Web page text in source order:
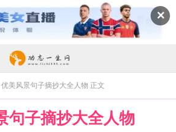
✕
优美风景句子摘抄大全人物 正文
句子摘抄大全人物